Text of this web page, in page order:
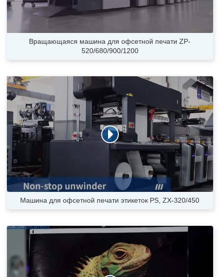
Вращающаяся машина для офсетной печати ZP-
520/680/900/1200
Машина для офсетной печати этикеток PS, ZX-320/450